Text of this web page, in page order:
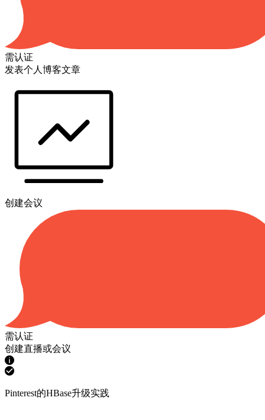
需认证
发表个人博客文章
创建会议
需认证
创建直播或会议
Pinterest的HBase升级实践